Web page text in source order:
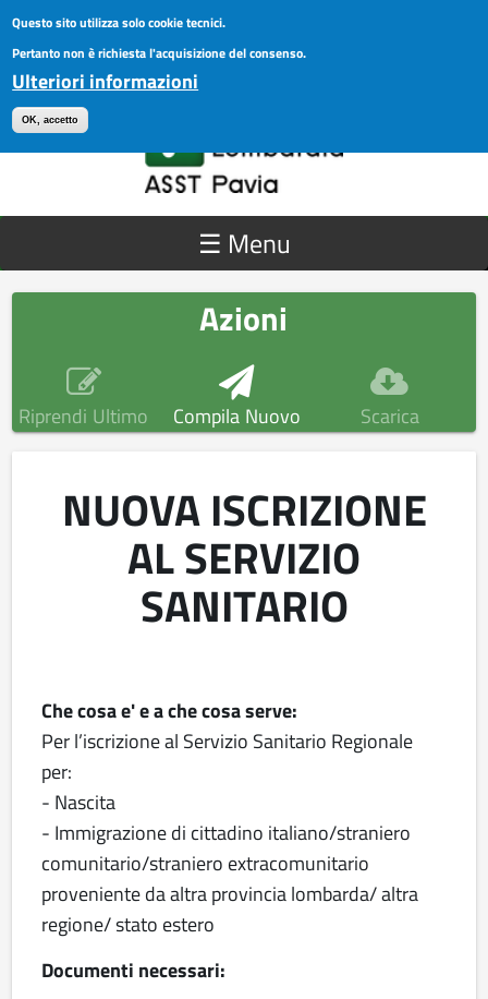
Questo sito utilizza solo cookie tecnici.
Pertanto non è richiesta l'acquisizione del consenso.
Ulteriori informazioni
OK, accetto
Salta al contenuto principale
ASST Pavia
☰ Menu
Azioni
Riprendi Ultimo Compila Nuovo Scarica
NUOVA ISCRIZIONE
AL SERVIZIO
SANITARIO
Che cosa e' e a che cosa serve:
Per l’iscrizione al Servizio Sanitario Regionale
per:
- Nascita
- Immigrazione di cittadino italiano/straniero
comunitario/straniero extracomunitario
proveniente da altra provincia lombarda/ altra
regione/ stato estero
Documenti necessari: